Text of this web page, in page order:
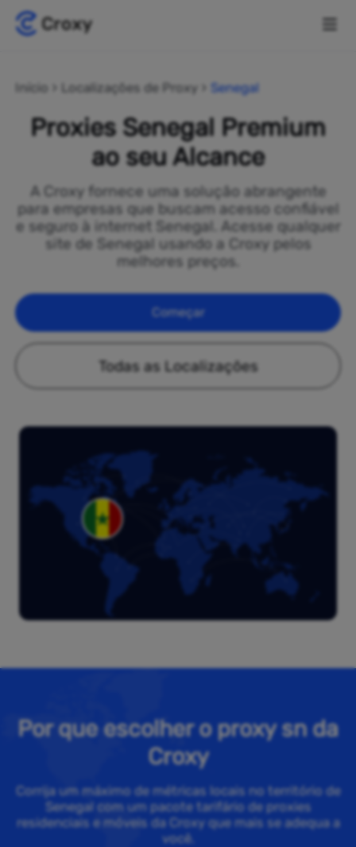
Início Localizações de Proxy Senegal
Proxies Senegal Premium
ao seu Alcance
A Croxy fornece uma solução abrangente
para empresas que buscam acesso confiável
e seguro à internet Senegal. Acesse qualquer
site de Senegal usando a Croxy pelos
melhores preços.
Começar
Todas as Localizações
Por que escolher o proxy sn da
Croxy
Corrija um máximo de métricas locais no território de
Senegal com um pacote tarifário de proxies
residenciais e móveis da Croxy que mais se adequa a
você.